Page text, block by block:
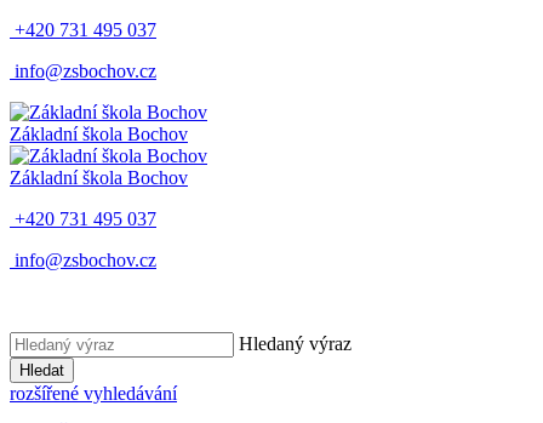
+420 731 495 037
info@zsbochov.cz
Základní škola Bochov
Základní škola Bochov
+420 731 495 037
info@zsbochov.cz
Hledaný výraz
Hledat
rozšířené vyhledávání